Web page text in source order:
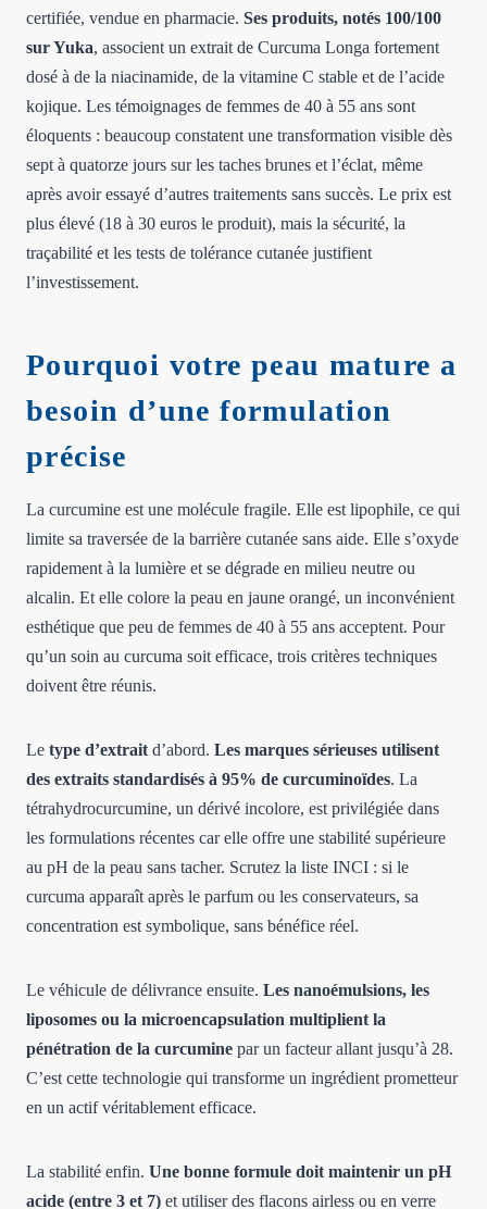
certifiée, vendue en pharmacie. Ses produits, notés 100/100
sur Yuka, associent un extrait de Curcuma Longa fortement
dosé à de la niacinamide, de la vitamine C stable et de l’acide
kojique. Les témoignages de femmes de 40 à 55 ans sont
éloquents : beaucoup constatent une transformation visible dès
sept à quatorze jours sur les taches brunes et l’éclat, même
après avoir essayé d’autres traitements sans succès. Le prix est
plus élevé (18 à 30 euros le produit), mais la sécurité, la
traçabilité et les tests de tolérance cutanée justifient
l’investissement.
Pourquoi votre peau mature a
besoin d’une formulation
précise
La curcumine est une molécule fragile. Elle est lipophile, ce qui
limite sa traversée de la barrière cutanée sans aide. Elle s’oxyde
rapidement à la lumière et se dégrade en milieu neutre ou
alcalin. Et elle colore la peau en jaune orangé, un inconvénient
esthétique que peu de femmes de 40 à 55 ans acceptent. Pour
qu’un soin au curcuma soit efficace, trois critères techniques
doivent être réunis.
Le type d’extrait d’abord. Les marques sérieuses utilisent
des extraits standardisés à 95% de curcuminoïdes. La
tétrahydrocurcumine, un dérivé incolore, est privilégiée dans
les formulations récentes car elle offre une stabilité supérieure
au pH de la peau sans tacher. Scrutez la liste INCI : si le
curcuma apparaît après le parfum ou les conservateurs, sa
concentration est symbolique, sans bénéfice réel.
Le véhicule de délivrance ensuite. Les nanoémulsions, les
liposomes ou la microencapsulation multiplient la
pénétration de la curcumine par un facteur allant jusqu’à 28.
C’est cette technologie qui transforme un ingrédient prometteur
en un actif véritablement efficace.
La stabilité enfin. Une bonne formule doit maintenir un pH
acide (entre 3 et 7) et utiliser des flacons airless ou en verre